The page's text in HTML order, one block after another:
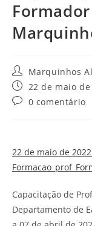
Marquinhos
22 de maio de
0 comentário
22 de maio de
Capacitação de
Departamento de